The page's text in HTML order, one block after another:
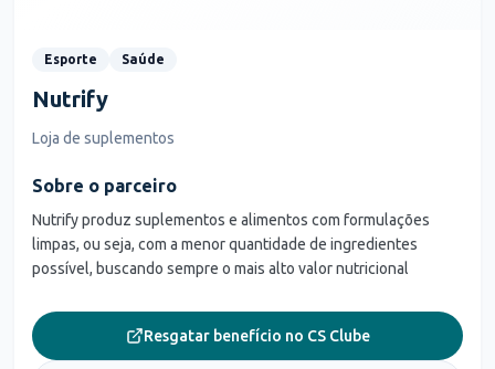
Esporte Saúde
Nutrify
Loja de suplementos
Sobre o parceiro
Nutrify produz suplementos e alimentos com formulações
limpas, ou seja, com a menor quantidade de ingredientes
possível, buscando sempre o mais alto valor nutricional
Resgatar benefício no CS Clube